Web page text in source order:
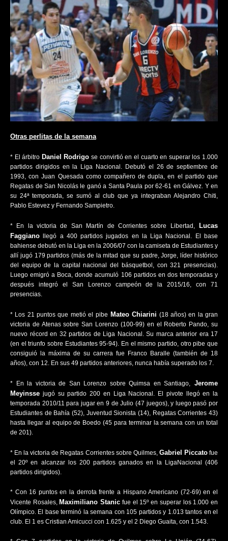
Otras perlitas de la semana
* El árbitro Daniel Rodrigo se convirtió en el cuarto en superar los 1.000
partidos dirigidos en la Liga Nacional. Debutó el 26 de septiembre de
1993, con Juan Quesada como compañero de dupla, en el partido que
Regatas de San Nicolás le ganó a Santa Paula por 62-61 en Gálvez. Y en
su 24ª temporada, se sumó al club que ya integraban Alejandro Chiti,
Pablo Estevez y Fernando Sampietro.
* En la victoria de San Martín de Corrientes sobre Libertad,Lucas
Faggiano llegó a 400 partidos jugados en la Liga Nacional. El base
bahiense debutó en la Liga en la 2006/07 con la camiseta de Estudiantes y
allí jugó 179 partidos (más de la mitad que su padre, Jorge, líder histórico
del equipo de la capital nacional del básquetbol, con 321 presencias).
Luego emigró a Boca, donde acumuló 106 partidos en dos temporadas y
después integró el San Lorenzo campeón de la 2015/16, con 71
presencias.
* Los 21 puntos que metió el pibe Mateo Chiarini (18 años) en la gran
victoria de Atenas sobre San Lorenzo (100-99) en el Roberto Pando, su
nuevo récord en 32 partidos de Liga Nacional. Su marca anterior era 17
(en el triunfo sobre Estudiantes 95-94). En el mismo partido, otro pibe que
consiguió la máxima de su carrera fue Franco Baralle (también de 18
años), con 12. En sus 49 partidos anteriores, nunca había superado los 7.
* En la victoria de San Lorenzo sobre Quimsa en Santiago, Jerome
Meyinsse jugó su partido 200 en Liga Nacional. El pivote llegó en la
temporada 2010/11 para jugar en 9 de Julio (47 juegos), y luego pasó por
Estudiantes de Bahía (52), Juventud Sionista (14), Regatas Corrientes 43)
hasta llegar al equipo de Boedo (45 para terminar la semana con un total
de 201).
* En la victoria de Regatas Corrientes sobre Quilmes, Gabriel Piccatofue
el 20º en alcanzar los 200 partidos ganados en la LigaNacional (406
partidos dirigidos).
* Con 16 puntos en la derrota frente a Hispano Americano (72-69) en el
Vicente Rosales, Maximiliano Stanic fue el 15º en superar los 1.000 en
Olímpico. El base terminó la semana con 105 partidos y 1.013 tantos en el
club. El 1 es Cristian Amicucci con 1.625 y el 2 Diego Guaita, con 1.543.